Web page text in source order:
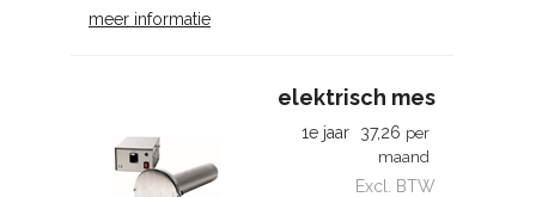
meer informatie
elektrisch mes
1e jaar 37,26 per
maand
Excl. BTW